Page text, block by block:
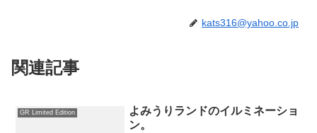
kats316@yahoo.co.jp
関連記事
GR Limited Edition
よみうりランドのイルミネーショ
ン。